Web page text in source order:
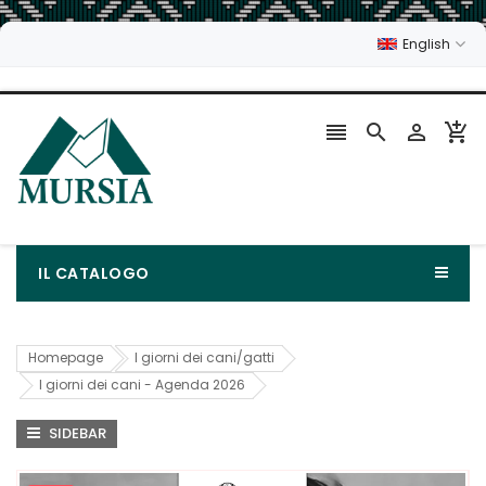
English
   
IL CATALOGO
Homepage
I giorni dei cani/gatti
I giorni dei cani - Agenda 2026
SIDEBAR